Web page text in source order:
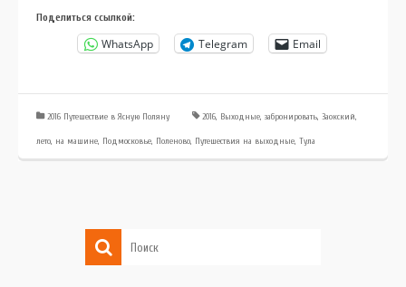
Поделиться ссылкой:
WhatsApp Telegram Email
2016 Путешествие в Ясную Поляну 2016, Выходные, забронировать, Заокский,
лето, на машине, Подмосковье, Поленово, Путешествия на выходные, Тула